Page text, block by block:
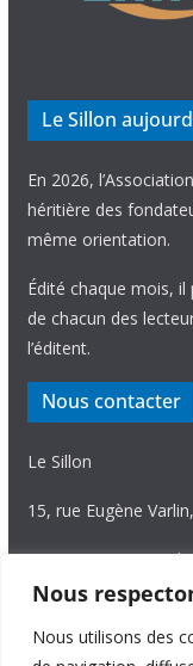
Nous
Nous utilisons des
Le Sillon
En 2026,
héritière des
même orientation.
Édité chaque mois, il
de chacun des
l’éditent.
Nous contacter
Le Sillon
15, rue Eugène Varlin,
87036 Limoges
Tél. 05 55 06 14 15
Nous écrire